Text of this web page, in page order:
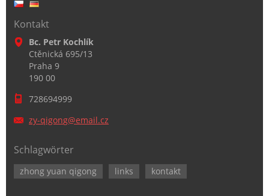
Kontakt
Bc. Petr Kochlík
Ctěnická 695/13
Praha 9
190 00
728694999
zy-qigong@email.cz
Schlagwörter
zhong yuan qigong links kontakt